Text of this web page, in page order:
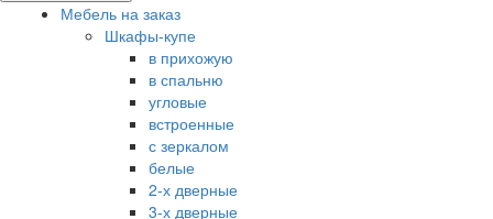
Мебель на заказ
Шкафы-купе
в прихожую
в спальню
угловые
встроенные
с зеркалом
белые
2-х дверные
3-х дверные